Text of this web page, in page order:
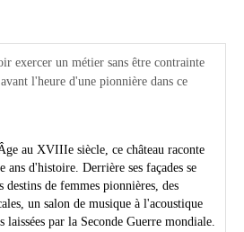
exercer un métier sans être contrainte
l'heure d'une pionnière dans ce
au XVIIIe siècle, ce château raconte
ans d'histoire. Derrière ses façades se
destins de femmes pionnières, des
un salon de musique à l'acoustique
laissées par la Seconde Guerre mondiale.